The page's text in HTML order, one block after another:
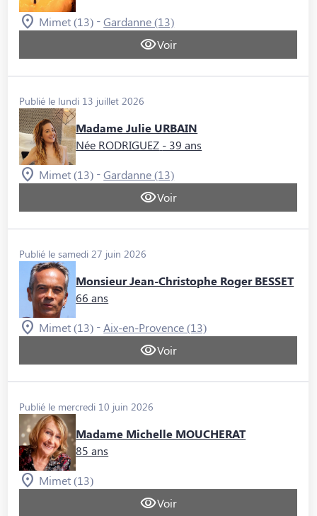
Mimet (13) -Gardanne (13)
Voir
Publié le lundi 13 juillet 2026
Madame Julie URBAIN
Née RODRIGUEZ - 39 ans
Mimet (13) -Gardanne (13)
Voir
Publié le samedi 27 juin 2026
Monsieur Jean-Christophe Roger BESSET
66 ans
Mimet (13) - Aix-en-Provence (13)
Voir
Publié le mercredi 10 juin 2026
Madame Michelle MOUCHERAT
85 ans
Mimet (13)
Voir